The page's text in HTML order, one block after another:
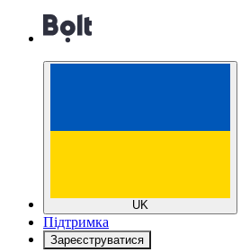
UK
Підтримка
Зареєструватися